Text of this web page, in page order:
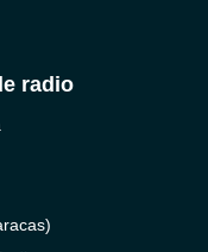
radio